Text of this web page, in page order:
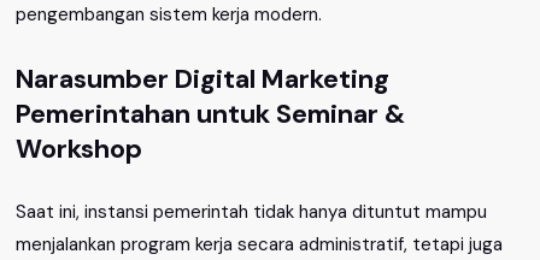
pengembangan sistem kerja modern.
Narasumber Digital Marketing
Pemerintahan untuk Seminar &
Workshop
Saat ini, instansi pemerintah tidak hanya dituntut mampu
menjalankan program kerja secara administratif, tetapi juga